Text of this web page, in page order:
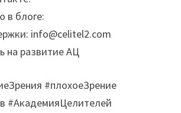
в блоге:
info@celitel2.com
на развитие АЦ
#плохоеЗрение
#АкадемияЦелителей